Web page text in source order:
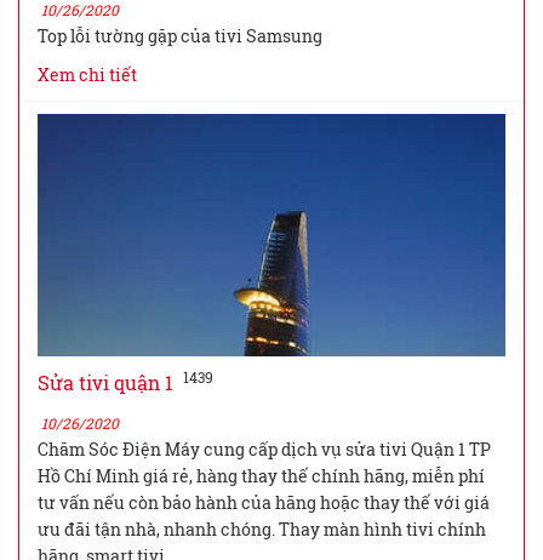
10/26/2020
Top lỗi tường gặp của tivi Samsung
Xem chi tiết
Sửa tivi quận 1 1439
10/26/2020
Chăm Sóc Điện Máy cung cấp dịch vụ sửa tivi Quận 1 TP
Hồ Chí Minh giá rẻ, hàng thay thế chính hãng, miễn phí
tư vấn nếu còn bảo hành của hãng hoặc thay thế với giá
ưu đãi tận nhà, nhanh chóng. Thay màn hình tivi chính